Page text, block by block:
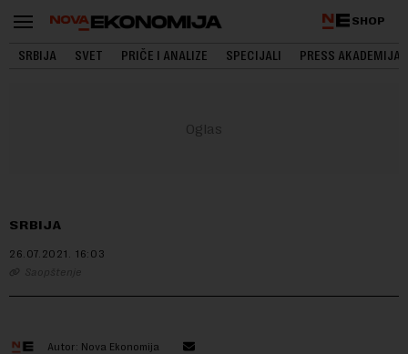
SHOP
SRBIJA SVET PRIČE I ANALIZE SPECIJALI PRESS AKADEMIJA
SRBIJA
26.07.2021. 16:03
Saopštenje
Autor: Nova Ekonomija